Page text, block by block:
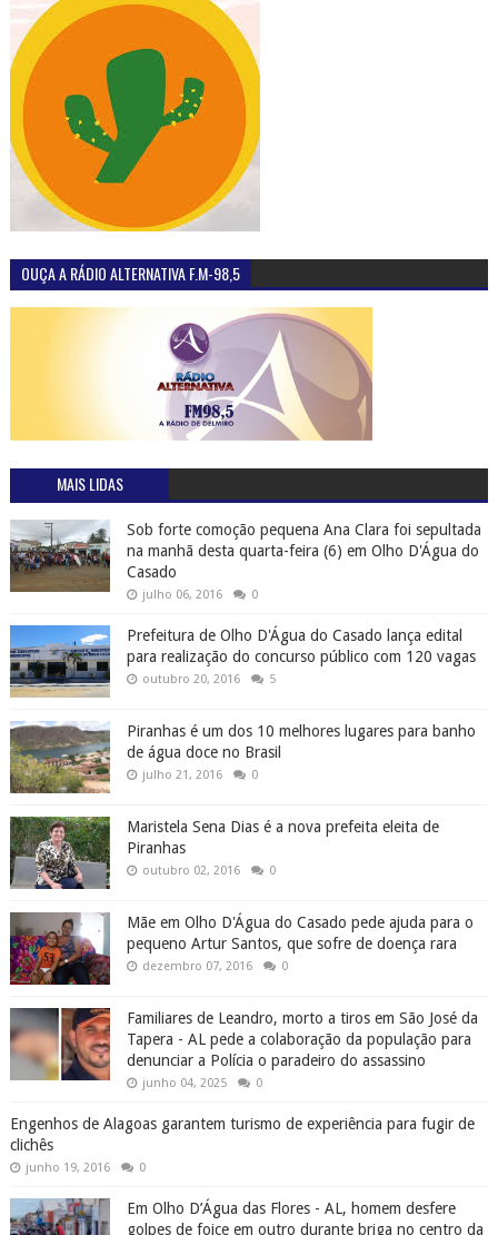
OUÇA A RÁDIO ALTERNATIVA F.M-98,5
MAIS LIDAS
Sob forte comoção pequena Ana Clara foi sepultada
na manhã desta quarta-feira (6) em Olho D'Água do
Casado
julho 06, 2016 0
Prefeitura de Olho D'Água do Casado lança edital
para realização do concurso público com 120 vagas
outubro 20, 2016 5
Piranhas é um dos 10 melhores lugares para banho
de água doce no Brasil
julho 21, 2016 0
Maristela Sena Dias é a nova prefeita eleita de
Piranhas
outubro 02, 2016 0
Mãe em Olho D'Água do Casado pede ajuda para o
pequeno Artur Santos, que sofre de doença rara
dezembro 07, 2016 0
Familiares de Leandro, morto a tiros em São José da
Tapera - AL pede a colaboração da população para
denunciar a Polícia o paradeiro do assassino
junho 04, 2025 0
Engenhos de Alagoas garantem turismo de experiência para fugir de
clichês
junho 19, 2016 0
Em Olho D’Água das Flores - AL, homem desfere
golpes de foice em outro durante briga no centro da